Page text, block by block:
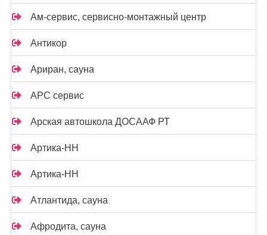
Ам-сервис, сервисно-монтажный центр
Антикор
Ариран, сауна
АРС сервис
Арская автошкола ДОСААФ РТ
Артика-НН
Артика-НН
Атлантида, сауна
Афродита, сауна